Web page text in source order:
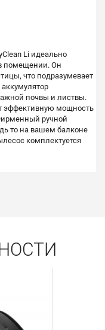
Li идеально
помещении. Он
что подразумевает
почвы и листвы.
эффективную мощность
ручной
то на вашем балконе
комплектуется